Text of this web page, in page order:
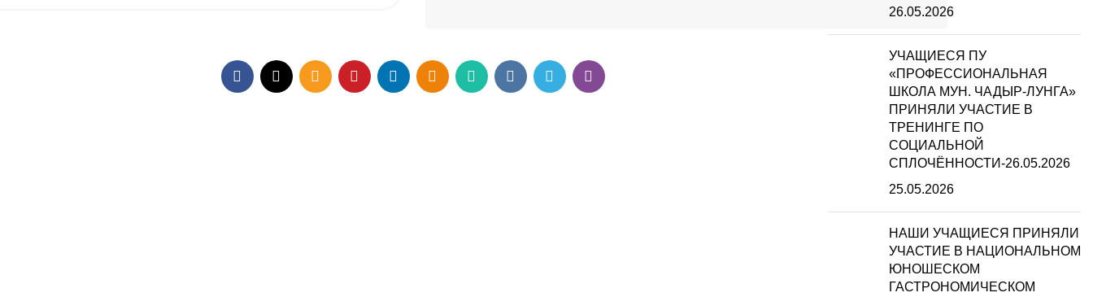
26.05.2026
УЧАЩИЕСЯ ПУ
«ПРОФЕССИОНАЛЬНАЯ
ШКОЛА МУН. ЧАДЫР-ЛУНГА»
ПРИНЯЛИ УЧАСТИЕ В
ТРЕНИНГЕ ПО
СОЦИАЛЬНОЙ
СПЛОЧЁННОСТИ-26.05.2026
25.05.2026
НАШИ УЧАЩИЕСЯ ПРИНЯЛИ
УЧАСТИЕ В НАЦИОНАЛЬНОМ
ЮНОШЕСКОМ
ГАСТРОНОМИЧЕСКОМ